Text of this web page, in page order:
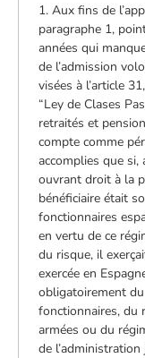
1. Aux fins de
paragraphe 1,
années qui
de l’admission
visées à l’article
“Ley de Clases
retraités et
compte comme
accomplies que
ouvrant droit à la
bénéficiaire était
fonctionnaires
en vertu de ce
du risque, il
exercée en
obligatoirement
fonctionnaires, du
armées ou du
de l’administration